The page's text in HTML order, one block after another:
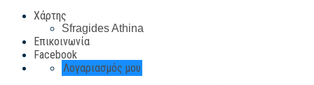
Χάρτης
Sfragides Athina
Επικοινωνία
Facebook
Λογαριασμός μου